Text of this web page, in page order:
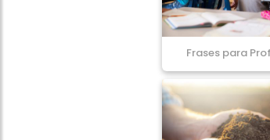
Frases para